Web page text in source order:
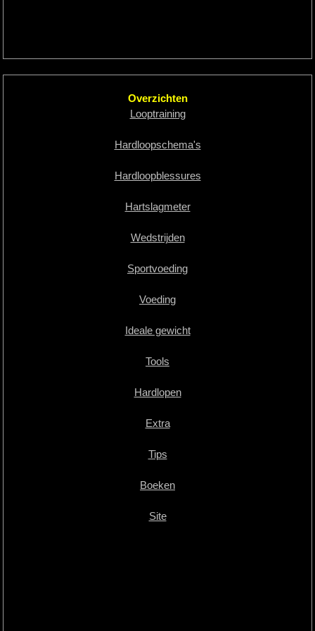
Overzichten
Looptraining
Hardloopschema's
Hardloopblessures
Hartslagmeter
Wedstrijden
Sportvoeding
Voeding
Ideale gewicht
Tools
Hardlopen
Extra
Tips
Boeken
Site